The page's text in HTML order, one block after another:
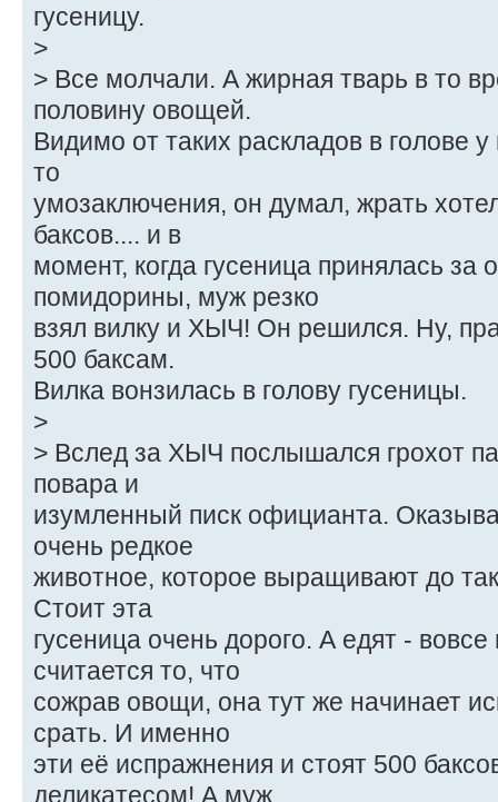
гусеницу.
>
> Все молчали. А жирная тварь в то
половину овощей.
Видимо от таких раскладов в голове
то
умозаключения, он думал, жрать
баксов.... и в
момент, когда гусеница принялась за
помидорины, муж резко
взял вилку и ХЫЧ! Он решился. Ну,
500 баксам.
Вилка вонзилась в голову гусеницы.
>
> Вслед за ХЫЧ послышался грохот
повара и
изумленный писк официанта.
очень редкое
животное, которое выращивают до
Стоит эта
гусеница очень дорого. А едят -
считается то, что
сожрав овощи, она тут же начинает
срать. И именно
эти её испражнения и стоят 500
деликатесом! А муж